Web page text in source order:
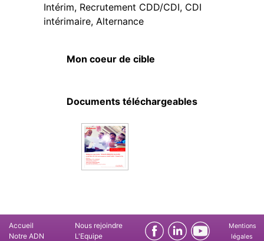
Intérim, Recrutement CDD/CDI, CDI
intérimaire, Alternance
Mon coeur de cible
Documents téléchargeables
Accueil
Notre ADN
Nous rejoindre
L'Equipe
Mentions
légales